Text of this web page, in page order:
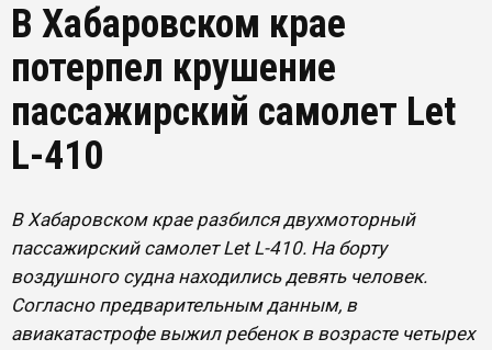
В Хабаровском крае
потерпел крушение
пассажирский самолет Let
L-410
В Хабаровском крае разбился двухмоторный
пассажирский самолет Let L-410. На борту
воздушного судна находились девять человек.
Согласно предварительным данным, в
авиакатастрофе выжил ребенок в возрасте четырех